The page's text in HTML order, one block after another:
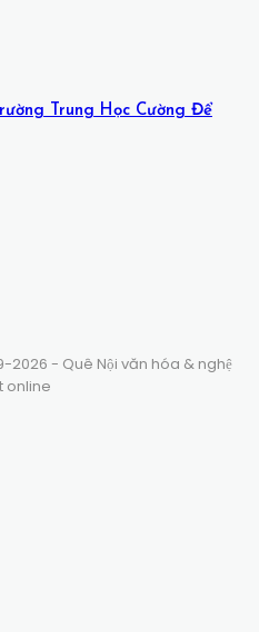
Trung Học Cường Để
- Quê Nội văn hóa & nghệ
online